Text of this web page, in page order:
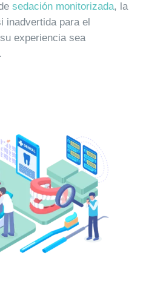
sedación monitorizada, la
inadvertida para el
experiencia sea